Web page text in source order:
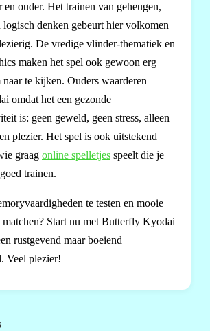
en ouder. Het trainen van geheugen,
logisch denken gebeurt hier volkomen
De vredige vlinder-thematiek en
maken het spel ook gewoon erg
naar te kijken. Ouders waarderen
omdat het een gezonde
is: geen geweld, geen stress, alleen
plezier. Het spel is ook uitstekend
graag online spelletjes speelt die je
trainen.
te testen en mooie
Start nu met Butterfly Kyodai
rustgevend maar boeiend
Veel plezier!